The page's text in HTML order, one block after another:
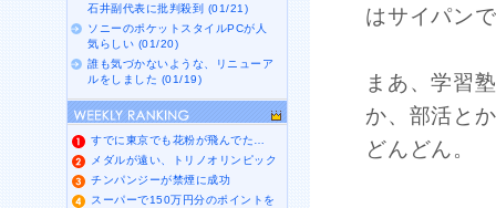
はサイパン
まあ、学習
か、部活と
どんどん。
石井副代表に批判殺到 (01/21)
ソニーのポケットスタイルPCが人
気らしい (01/20)
誰も気づかないような、リニューア
ルをしました (01/19)
すでに東京でも花粉が飛んでた…
メダルが遠い、トリノオリンピック
チンパンジーが禁煙に成功
スーパーで150万円分のポイントを